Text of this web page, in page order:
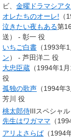
ビ、 金曜ドラマシア
オレたちのオーレ! （
泣きたい夜もある第
送） - 彰一 役
いちご白書 （1993年
ン） - 芦田洋二 役
大忠臣蔵 （1994年1
役
孤独の歌声 （1994年
芳川 役
桃太郎侍IIIスペシャ
先生はワガママ （
アリよさらば（1994